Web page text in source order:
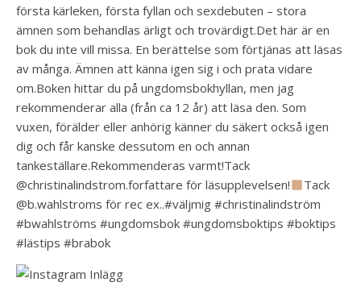
första kärleken, första fyllan och sexdebuten – stora
ämnen som behandlas ärligt och trovärdigt.Det här är en
bok du inte vill missa. En berättelse som förtjänas att läsas
av många. Ämnen att känna igen sig i och prata vidare
om.Boken hittar du på ungdomsbokhyllan, men jag
rekommenderar alla (från ca 12 år) att läsa den. Som
vuxen, förälder eller anhörig känner du säkert också igen
dig och får kanske dessutom en och annan
tankeställare.Rekommenderas varmt!Tack
@christinalindstrom.forfattare för läsupplevelsen!
Tack
@b.wahlstroms för rec ex..#väljmig #christinalindström
#bwahlströms #ungdomsbok #ungdomsboktips #boktips
#lästips #brabok